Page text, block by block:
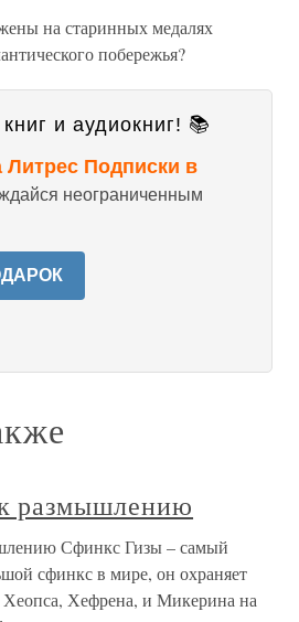
на старинных медалях
побережья?
и аудиокниг! 📚
Литрес Подписки в
неограниченным
размышлению
Сфинкс Гизы – самый
сфинкс в мире, он охраняет
Хефрена, и Микерина на